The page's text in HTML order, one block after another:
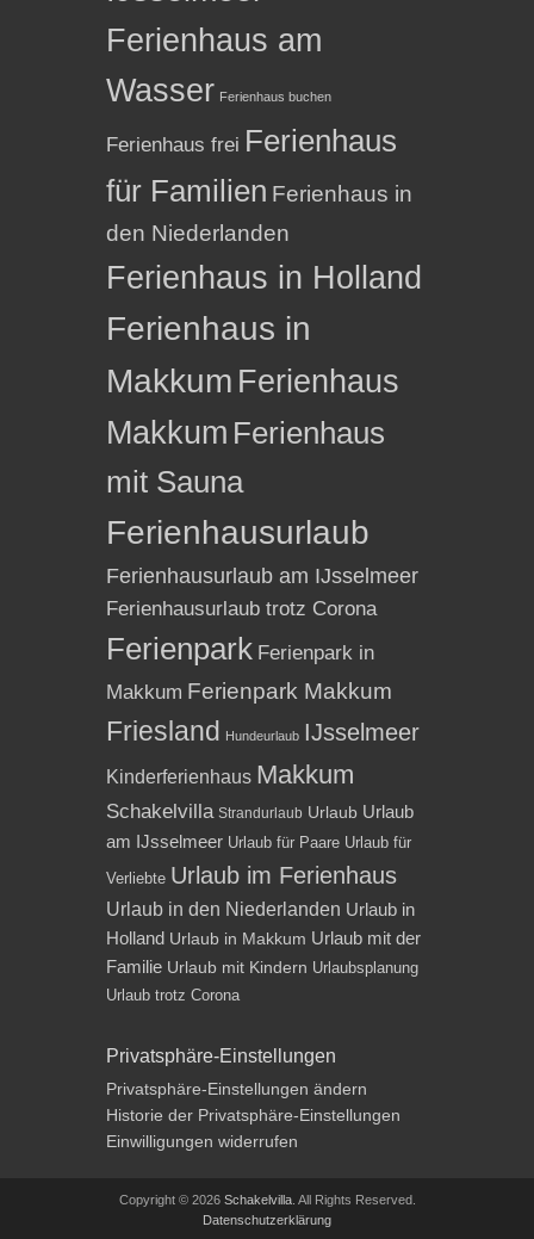
Ferienhaus am
Wasser Ferienhaus buchen
Ferienhaus frei Ferienhaus
für Familien Ferienhaus in
den Niederlanden
Ferienhaus in Holland
Ferienhaus in
Makkum Ferienhaus
Makkum Ferienhaus
mit Sauna
Ferienhausurlaub
Ferienhausurlaub am IJsselmeer
Ferienhausurlaub trotz Corona
Ferienpark Ferienpark in
Makkum Ferienpark Makkum
Friesland Hundeurlaub IJsselmeer
Kinderferienhaus Makkum
Schakelvilla Strandurlaub Urlaub Urlaub
am IJsselmeer Urlaub für Paare Urlaub für
Verliebte Urlaub im Ferienhaus
Urlaub in den Niederlanden Urlaub in
Holland Urlaub in Makkum Urlaub mit der
Familie Urlaub mit Kindern Urlaubsplanung
Urlaub trotz Corona
Privatsphäre-Einstellungen
Privatsphäre-Einstellungen ändern
Historie der Privatsphäre-Einstellungen
Einwilligungen widerrufen
Copyright © 2026 Schakelvilla. All Rights Reserved.
Datenschutzerklärung